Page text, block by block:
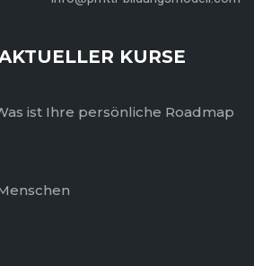
KURSE
ist Ihre persönliche Roadmap